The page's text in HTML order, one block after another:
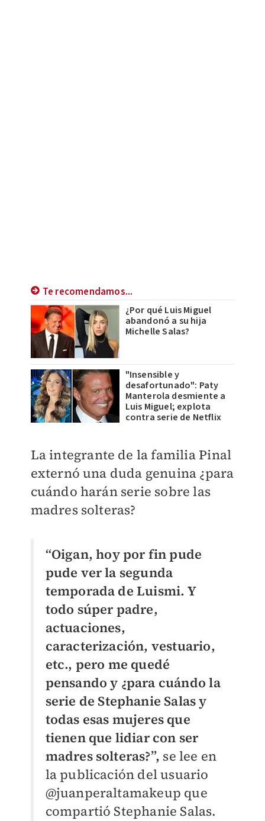
Te recomendamos...
¿Por qué Luis Miguel
abandonó a su hija
Michelle Salas?
"Insensible y
desafortunado": Paty
Manterola desmiente a
Luis Miguel; explota
contra serie de Netflix
La integrante de la familia Pinal
externó una duda genuina ¿para
cuándo harán serie sobre las
madres solteras?
“Oigan, hoy por fin pude
pude ver la segunda
temporada de Luismi. Y
todo súper padre,
actuaciones,
caracterización, vestuario,
etc., pero me quedé
pensando y ¿para cuándo la
serie de Stephanie Salas y
todas esas mujeres que
tienen que lidiar con ser
madres solteras?”, se lee en
la publicación del usuario
@juanperaltamakeup que
compartió Stephanie Salas.